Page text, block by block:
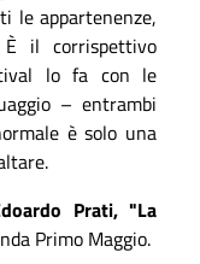
le appartenenze,
È il corrispettivo
lo fa con le
– entrambi
è solo una
Prati, "La
Primo Maggio.